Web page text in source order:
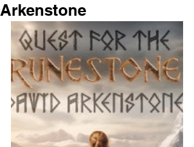
Arkenstone